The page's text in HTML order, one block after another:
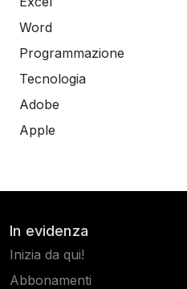
Word
Programmazione
Tecnologia
Adobe
Apple
In evidenza
Inizia da qui!
Abbonamenti